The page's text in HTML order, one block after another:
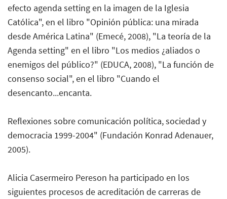
efecto agenda setting en la imagen de la Iglesia
Católica", en el libro "Opinión pública: una mirada
desde América Latina" (Emecé, 2008), "La teoría de la
Agenda setting" en el libro "Los medios ¿aliados o
enemigos del público?" (EDUCA, 2008), "La función de
consenso social", en el libro "Cuando el
desencanto...encanta.
Reflexiones sobre comunicación política, sociedad y
democracia 1999-2004" (Fundación Konrad Adenauer,
2005).
Alicia Casermeiro Pereson ha participado en los
siguientes procesos de acreditación de carreras de